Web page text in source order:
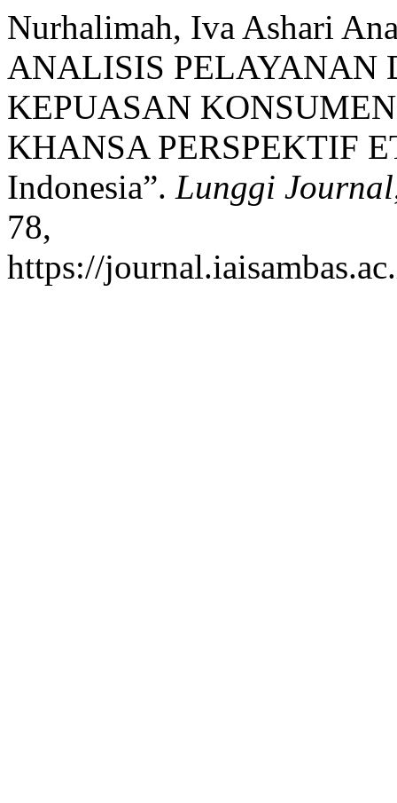
Nurhalimah, Iva Ashari
ANALISIS
KEPUASAN
KHANSA PERSPEKTIF
Indonesia”. Lunggi Journal
78,
https://